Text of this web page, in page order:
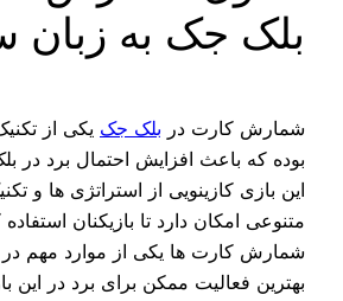
بلک جک به زبان
شمارش کارت در بلک جک یکی از
بوده که باعث افزایش احتمال برد در
این بازی کازینویی از استراتژی ها و
متنوعی امکان دارد تا بازیکنان
شمارش کارت ها یکی از موارد مهم در
بهترین فعالیت ممکن برای برد در این